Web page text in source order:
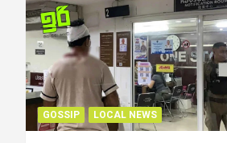
GOSSIP LOCAL NEWS